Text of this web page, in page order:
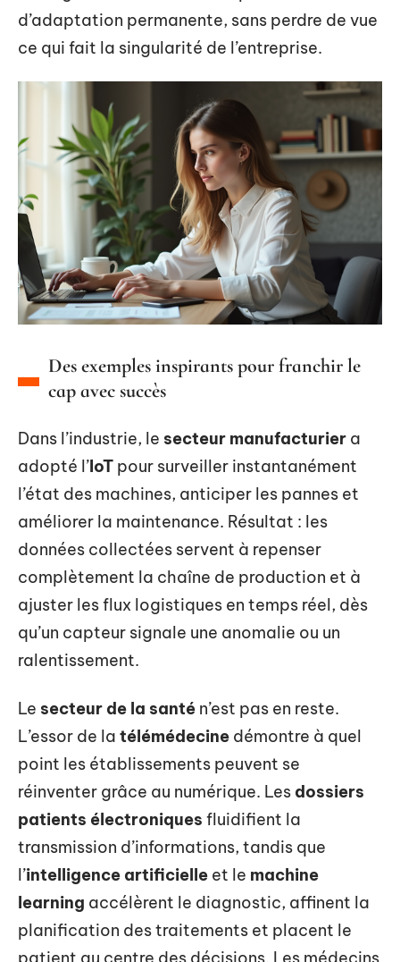
d’adaptation permanente, sans perdre de vue
ce qui fait la singularité de l’entreprise.
Des exemples inspirants pour franchir le
cap avec succès
Dans l’industrie, le secteur manufacturier a
adopté l’IoT pour surveiller instantanément
l’état des machines, anticiper les pannes et
améliorer la maintenance. Résultat : les
données collectées servent à repenser
complètement la chaîne de production et à
ajuster les flux logistiques en temps réel, dès
qu’un capteur signale une anomalie ou un
ralentissement.
Le secteur de la santé n’est pas en reste.
L’essor de la télémédecine démontre à quel
point les établissements peuvent se
réinventer grâce au numérique. Les dossiers
patients électroniques fluidifient la
transmission d’informations, tandis que
l’intelligence artificielle et le machine
learning accélèrent le diagnostic, affinent la
planification des traitements et placent le
patient au centre des décisions. Les médecins